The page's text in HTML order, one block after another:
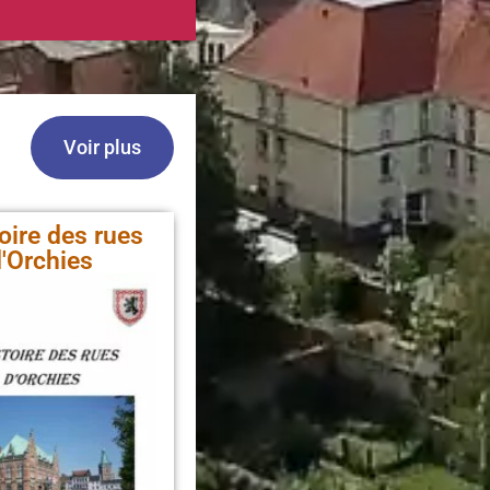
Voir plus
des rues